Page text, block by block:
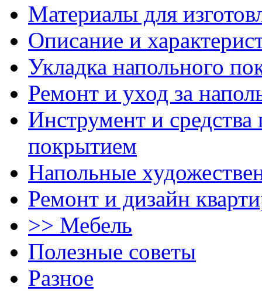
Материалы для
Описание и
Укладка напольного
Ремонт и уход за
Инструмент и
покрытием
Напольные
Ремонт и дизайн
>> Мебель
Полезные советы
Разное